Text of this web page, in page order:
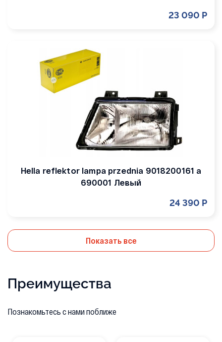
23 090 Р
Hella reflektor lampa przednia 9018200161 a
690001 Левый
24 390 Р
Показать все
Преимущества
Познакомьтесь с нами поближе